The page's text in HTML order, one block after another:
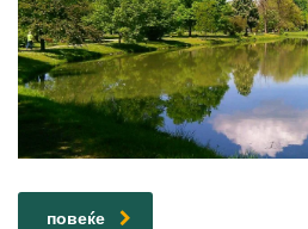
повеќе